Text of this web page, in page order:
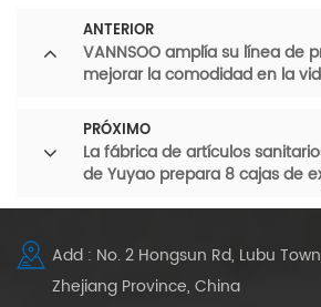
ANTERIOR
VANNSOO amplía su línea de
mejorar la comodidad en la
PRÓXIMO
La fábrica de artículos
de Yuyao prepara 8 cajas de
Add : No. 2 Hongsun Rd, Lubu
Zhejiang Province, China